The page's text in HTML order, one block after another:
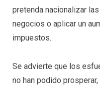
pretenda nacionalizar
negocios o aplicar un
impuestos.
Se advierte que los
no han podido